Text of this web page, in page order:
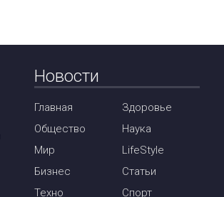
Новости
Главная
Общество
Мир
Бизнес
Техно
Здоровье
Наука
LifeStyle
Статьи
Спорт